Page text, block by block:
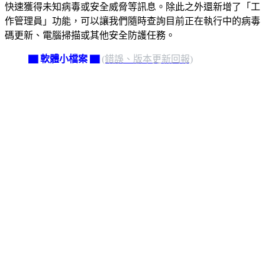
快速獲得未知病毒或安全威脅等訊息。除此之外還新增了「工
作管理員」功能，可以讓我們隨時查詢目前正在執行中的病毒
碼更新、電腦掃描或其他安全防護任務。
▇ 軟體小檔案 ▇ (錯誤、版本更新回報)